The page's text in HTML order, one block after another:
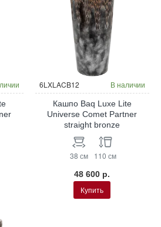
6LXLACB12 В наличии
Кашпо Baq Luxe Lite
Universe Comet Partner
straight bronze
38 см 110 см
48 600 р.
Купить